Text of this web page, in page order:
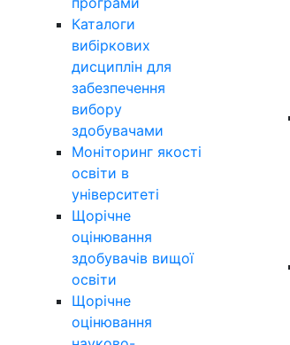
Каталоги
вибіркових
дисциплін для
забезпечення
вибору
здобувачами
Моніторинг якості
освіти в
університеті
Щорічне
оцінювання
здобувачів вищої
освіти
Щорічне
оцінювання